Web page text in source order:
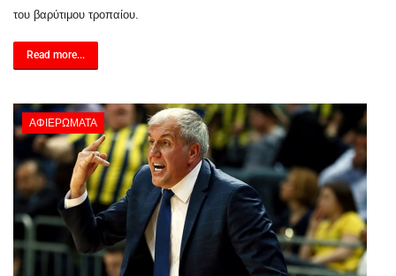
του βαρύτιμου τροπαίου.
Read more...
ΑΦΙΕΡΏΜΑΤΑ